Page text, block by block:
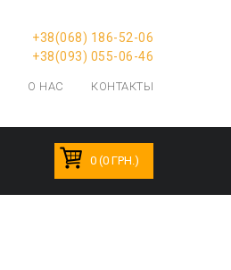
+38(068) 186-52-06
+38(093) 055-06-46
О НАС КОНТАКТЫ
0 (0 ГРН.)